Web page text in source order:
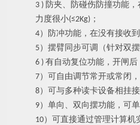
3 ) 防夹、防碰伤防撞功能
力度很小(≤2Kg)；
4）防冲功能，在没有接收
5）摆臂同步可调（针对双
6 ) 有自动复位功能，开闸
7）可自由调节常开或常闭
8）可与多种读卡设备相挂
9）单向、双向摆功能，可
10）可直接通过管理计算机